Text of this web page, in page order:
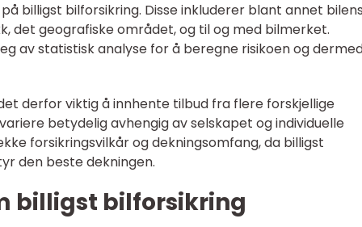
billigst bilforsikring. Disse inkluderer blant annet
det geografiske området, og til og med bilmerket.
av statistisk analyse for å beregne risikoen og
derfor viktig å innhente tilbud fra flere forskjellige
betydelig avhengig av selskapet og individuelle
forsikringsvilkår og dekningsomfang, da billigst
den beste dekningen.
billigst bilforsikring